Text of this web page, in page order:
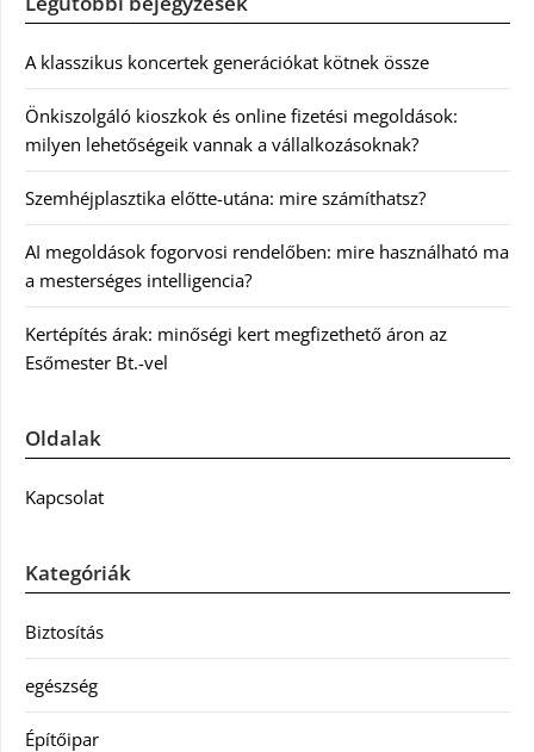
A klasszikus koncertek generációkat kötnek össze
Önkiszolgáló kioszkok és online fizetési megoldások:
milyen lehetőségeik vannak a vállalkozásoknak?
Szemhéjplasztika előtte-utána: mire számíthatsz?
AI megoldások fogorvosi rendelőben: mire használható ma
a mesterséges intelligencia?
Kertépítés árak: minőségi kert megfizethető áron az
Esőmester Bt.-vel
Oldalak
Kapcsolat
Kategóriák
Biztosítás
egészség
Építőipar